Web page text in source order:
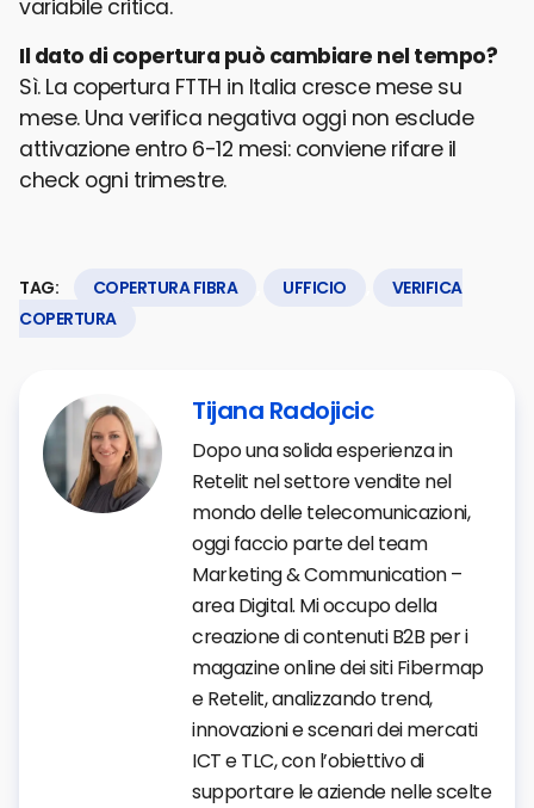
variabile critica.
Il dato di copertura può cambiare nel tempo?
Sì. La copertura FTTH in Italia cresce mese su
mese. Una verifica negativa oggi non esclude
attivazione entro 6-12 mesi: conviene rifare il
check ogni trimestre.
TAG: COPERTURA FIBRA UFFICIO
VERIFICA
COPERTURA
Tijana Radojicic
Dopo una solida esperienza in
Retelit nel settore vendite nel
mondo delle telecomunicazioni,
oggi faccio parte del team
Marketing & Communication –
area Digital. Mi occupo della
creazione di contenuti B2B per i
magazine online dei siti Fibermap
e Retelit, analizzando trend,
innovazioni e scenari dei mercati
ICT e TLC, con l’obiettivo di
supportare le aziende nelle scelte